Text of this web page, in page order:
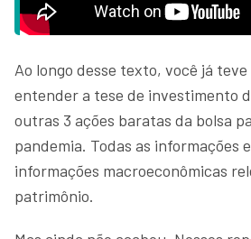
Ao longo desse texto, você já
entender a tese de investimento
outras 3 ações baratas da bolsa
pandemia. Todas as informações
informações macroeconômicas
patrimônio.